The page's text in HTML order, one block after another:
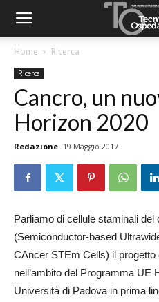
Home Ricerca
Ricerca
Cancro, un
Horizon 2020
Redazione 19 Maggio 2017
Parliamo di cellule staminali
(Semiconductor-based
CAncer STEm Cells) il progetto
nell’ambito del Programma UE
Università di Padova in prima